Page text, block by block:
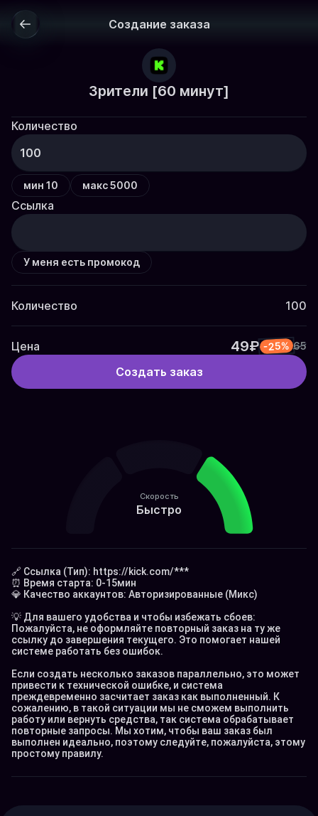
Создание заказа
Зрители [60 минут]
Количество
мин 10 макс 5000
Ссылка
У меня есть промокод
Количество 100
Цена 49₽ -25% 65
Создать заказ
Скорость
Быстро
🔗 Ссылка (Тип): https://kick.com/***
⏰ Время старта: 0-15мин
💎 Качество аккаунтов: Авторизированные (Микс)
💡 Для вашего удобства и чтобы избежать сбоев:
Пожалуйста, не оформляйте повторный заказ на ту же
ссылку до завершения текущего. Это помогает нашей
системе работать без ошибок.
Если создать несколько заказов параллельно, это может
привести к технической ошибке, и система
преждевременно засчитает заказ как выполненный. К
сожалению, в такой ситуации мы не сможем выполнить
работу или вернуть средства, так система обрабатывает
повторные запросы. Мы хотим, чтобы ваш заказ был
выполнен идеально, поэтому следуйте, пожалуйста, этому
простому правилу.